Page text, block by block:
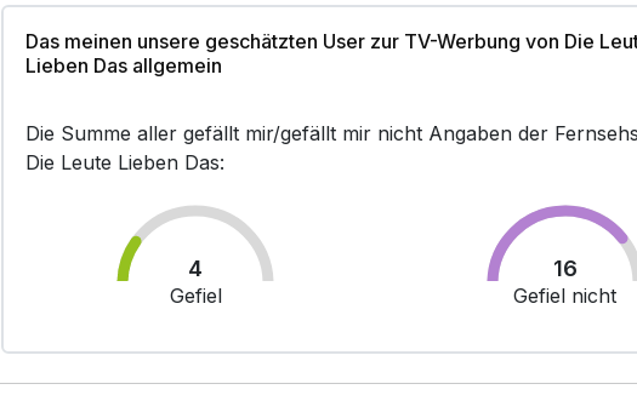
Das meinen unsere geschätzten User zur TV-Werbung von Die
Lieben Das allgemein
Die Summe aller gefällt mir/gefällt mir nicht Angaben der
Die Leute Lieben Das:
4
Gefiel
16
Gefiel nicht